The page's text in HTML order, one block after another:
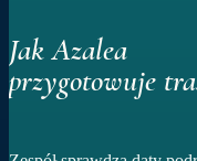
Jak Azalea
przygotowuje